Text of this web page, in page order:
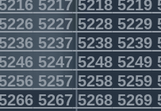
521752185219
522752285229
5237 52385239
5247 52485249
5257 52585259
526752685269